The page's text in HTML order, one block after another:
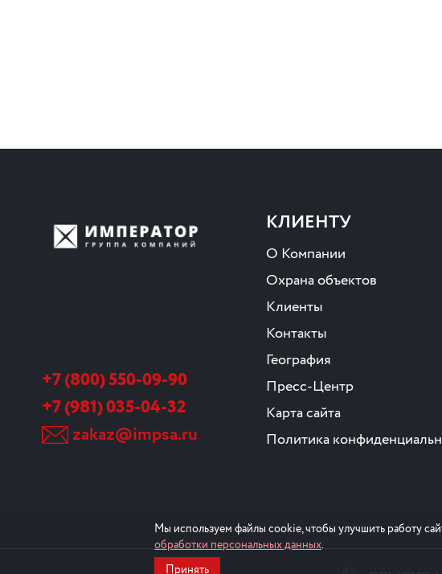
+7 (800) 550-09-90
+7 (981) 035-04-32
zakaz@impsa.ru
КЛИЕНТУ
О Компании
Охрана объектов
Клиенты
Контакты
География
Пресс-Центр
Карта сайта
Политика
Мы используем файлы cookie, чтобы улучшить работу
обработки персональных данных.
Принять